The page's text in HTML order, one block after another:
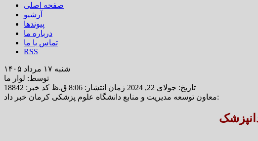
صفحه اصلی
آرشیو
پیوندها
درباره ما
تماس با ما
RSS
شنبه ۱۷ مرداد ۱۴۰۵
توسط: لوار ما
تاریخ: جولای 22, 2024 زمان انتشار: 8:06 ق.ظ
کد خبر: 18842
معاون توسعه مدیریت و منابع دانشگاه علوم پزشکی کرمان خبر داد: